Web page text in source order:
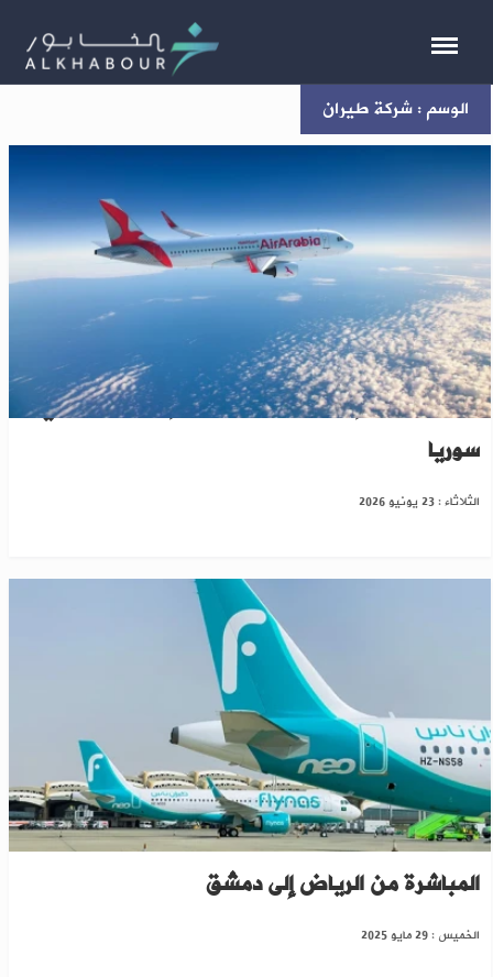
الوسم : شركة طيران
شركة طيران إماراتية تضيف حلب إلى وجهاتها في
سوريا
الثلاثاء : 23 يونيو 2026
شركة طيران سعودية تعلن انطلاق رحلاتها
المباشرة من الرياض إلى دمشق
الخميس : 29 مايو 2025